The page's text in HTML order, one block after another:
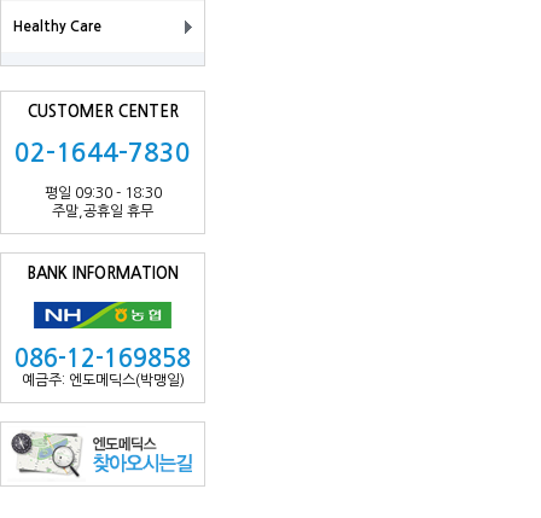
Healthy Care
CUSTOMER CENTER
02-1644-7830
평일 09:30 - 18:30
주말,공휴일 휴무
BANK INFORMATION
086-12-169858
예금주: 엔도메딕스(박맹일)